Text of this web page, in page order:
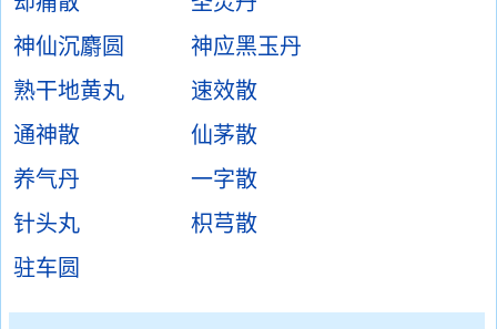
神仙沉麝圆
神应黑玉丹
熟干地黄丸
速效散
通神散
仙茅散
养气丹
一字散
针头丸
枳芎散
驻车圆